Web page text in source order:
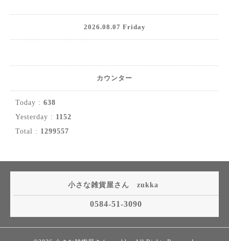
2026.08.07 Friday
カウンター
Today : 638
Yesterday : 1152
Total : 1299557
小さな雑貨屋さん zukka
0584-51-3090